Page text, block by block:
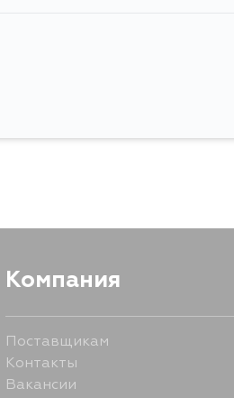
Компания
Поставщикам
Контакты
Вакансии